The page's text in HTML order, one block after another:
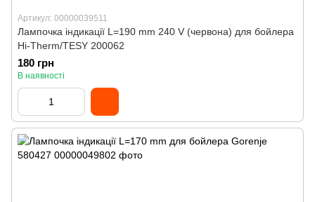
Артикул: 00000039511
Лампочка індикації L=190 mm 240 V (червона) для бойлера
Hi-Therm/TESY 200062
180 грн
В наявності